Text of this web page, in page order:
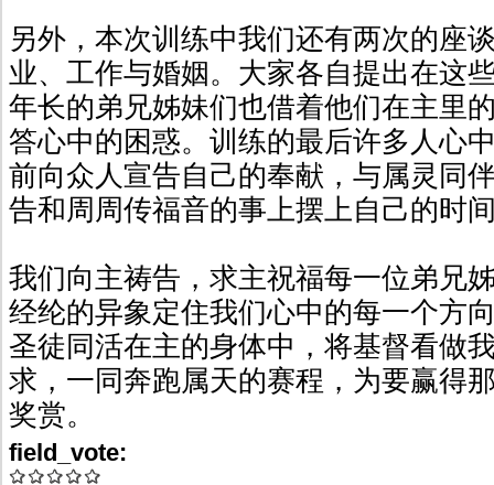
另外，本次训练中我们还有两次的座
业、工作与婚姻。大家各自提出在这
年长的弟兄姊妹们也借着他们在主里
答心中的困惑。训练的最后许多人心
前向众人宣告自己的奉献，与属灵同
告和周周传福音的事上摆上自己的时
我们向主祷告，求主祝福每一位弟兄
经纶的异象定住我们心中的每一个方
圣徒同活在主的身体中，将基督看做
求，一同奔跑属天的赛程，为要赢得
奖赏。
field_vote: